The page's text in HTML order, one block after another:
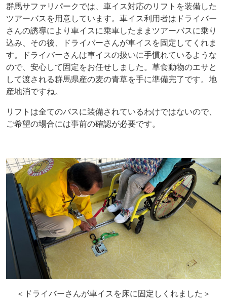
群馬サファリパークでは、車イス対応のリフトを装備した
ツアーバスを用意しています。車イス利用者はドライバー
さんの誘導により車イスに乗車したままツアーバスに乗り
込み、その後、ドライバーさんが車イスを固定してくれま
す。ドライバーさんは車イスの扱いに手慣れているような
ので、安心して固定をお任せしました。草食動物のエサと
して渡される群馬県産の麦の青草を手に準備完了です。地
産地消ですね。
リフトは全てのバスに装備されているわけではないので、
ご希望の場合には事前の確認が必要です。
＜ドライバーさんが車イスを床に固定しくれました＞